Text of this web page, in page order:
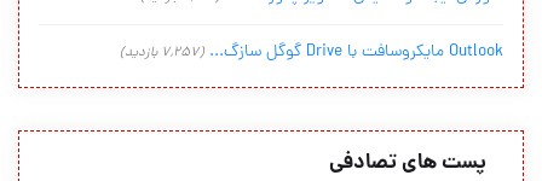
Outlook مایکروسافت با Drive گوگل سازگ... (7,257 بازدید)
پست های تصادفی